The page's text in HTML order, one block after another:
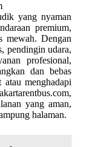
yang nyaman
premium,
mewah. Dengan
pendingin udara,
profesional,
dan bebas
menghadapi
yang aman,
halaman.